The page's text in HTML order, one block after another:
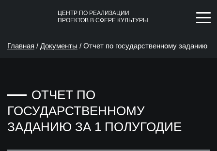
ЦЕНТР ПО РЕАЛИЗАЦИИ
ПРОЕКТОВ В СФЕРЕ КУЛЬТУРЫ
Главная / Документы / Отчет по государственному заданию
ОТЧЕТ ПО
ГОСУДАРСТВЕННОМУ
ЗАДАНИЮ ЗА 1 ПОЛУГОДИЕ